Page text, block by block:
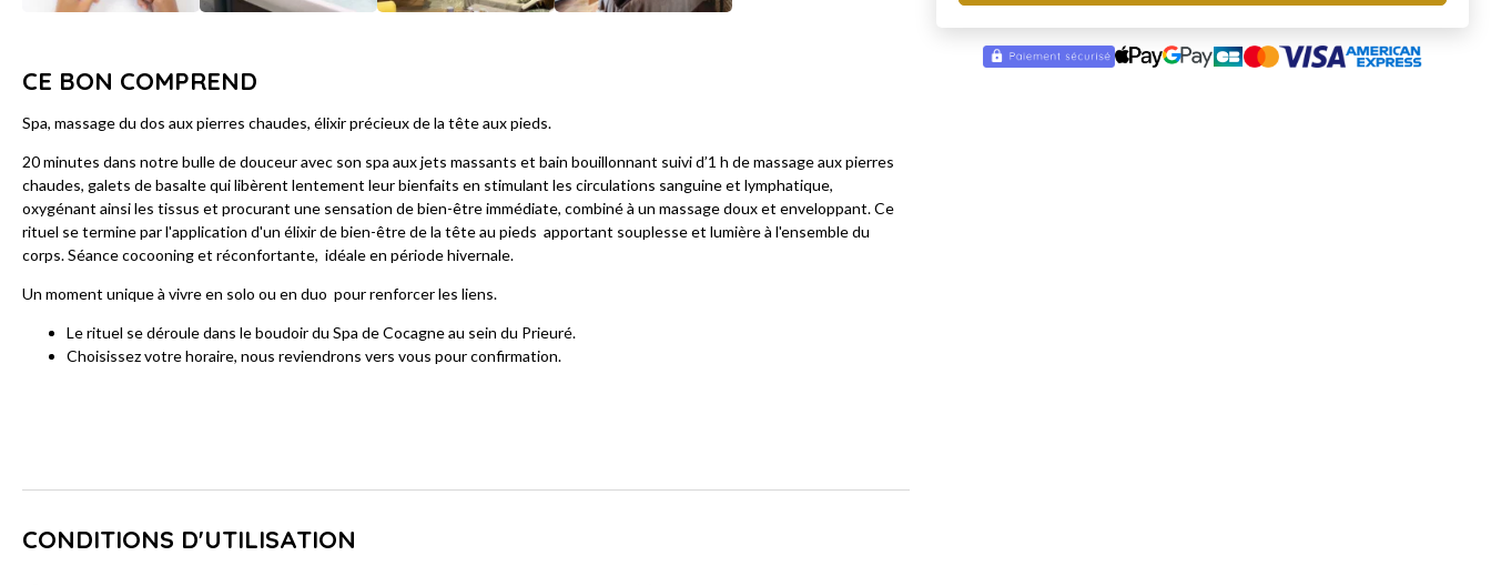
CE BON COMPREND
Spa, massage du dos aux pierres chaudes, élixir précieux de la tête aux pieds.
20 minutes dans notre bulle de douceur avec son spa aux jets massants et bain bouillonnant suivi d’1 h de massage aux pierres
chaudes, galets de basalte qui libèrent lentement leur bienfaits en stimulant les circulations sanguine et lymphatique,
oxygénant ainsi les tissus et procurant une sensation de bien-être immédiate, combiné à un massage doux et enveloppant. Ce
rituel se termine par l'application d'un élixir de bien-être de la tête au pieds apportant souplesse et lumière à l'ensemble du
corps. Séance cocooning et réconfortante, idéale en période hivernale.
Un moment unique à vivre en solo ou en duo pour renforcer les liens.
Le rituel se déroule dans le boudoir du Spa de Cocagne au sein du Prieuré.
Choisissez votre horaire, nous reviendrons vers vous pour confirmation.
CONDITIONS D'UTILISATION